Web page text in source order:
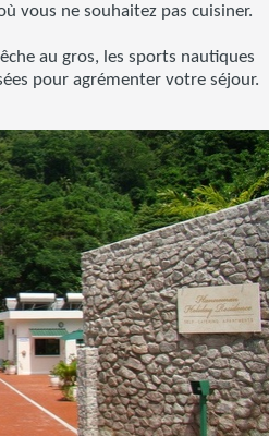
vous ne souhaitez pas cuisiner.
au gros, les sports nautiques
pour agrémenter votre séjour.